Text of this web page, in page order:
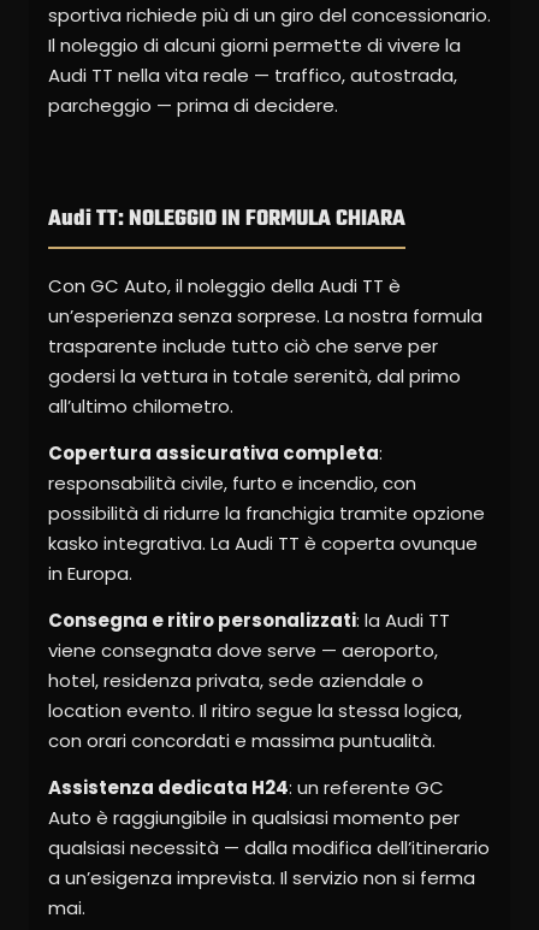
sportiva richiede più di un giro del concessionario.
Il noleggio di alcuni giorni permette di vivere la
Audi TT nella vita reale — traffico, autostrada,
parcheggio — prima di decidere.
Audi TT: NOLEGGIO IN FORMULA CHIARA
Con GC Auto, il noleggio della Audi TT è
un’esperienza senza sorprese. La nostra formula
trasparente include tutto ciò che serve per
godersi la vettura in totale serenità, dal primo
all’ultimo chilometro.
Copertura assicurativa completa:
responsabilità civile, furto e incendio, con
possibilità di ridurre la franchigia tramite opzione
kasko integrativa. La Audi TT è coperta ovunque
in Europa.
Consegna e ritiro personalizzati: la Audi TT
viene consegnata dove serve — aeroporto,
hotel, residenza privata, sede aziendale o
location evento. Il ritiro segue la stessa logica,
con orari concordati e massima puntualità.
Assistenza dedicata H24: un referente GC
Auto è raggiungibile in qualsiasi momento per
qualsiasi necessità — dalla modifica dell’itinerario
a un’esigenza imprevista. Il servizio non si ferma
mai.